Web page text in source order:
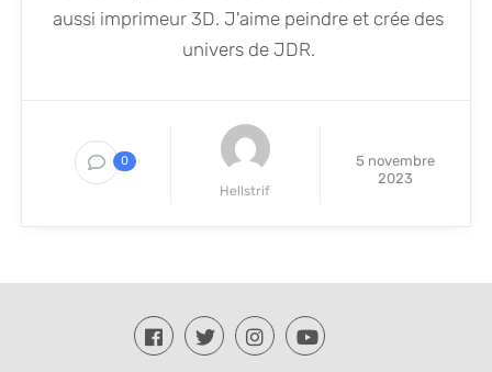
aussi imprimeur 3D. J'aime peindre et crée des
univers de JDR.
0
Hellstrif
5 novembre
2023